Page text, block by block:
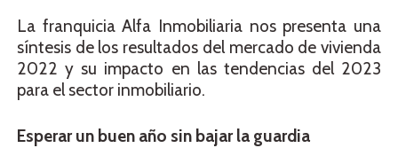
La franquicia Alfa Inmobiliaria nos presenta una
síntesis de los resultados del mercado de vivienda
2022 y su impacto en las tendencias del 2023
para el sector inmobiliario.
Esperar un buen año sin bajar la guardia